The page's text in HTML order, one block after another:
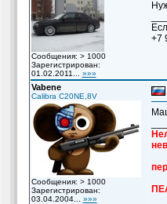
Сообщения: > 1000
Зарегистрирован:
01.02.2011... »»»
+7
Vabene
Calibra C20NE,8V
Сообщения: > 1000
Зарегистрирован:
03.04.2004... »»»